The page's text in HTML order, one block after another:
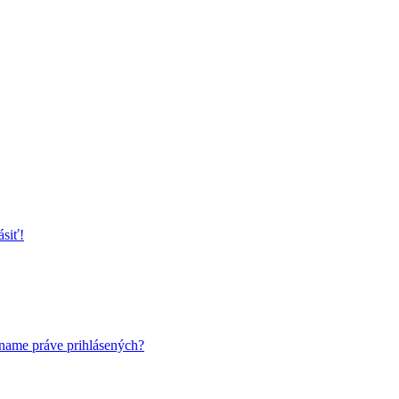
práve prihlásených?